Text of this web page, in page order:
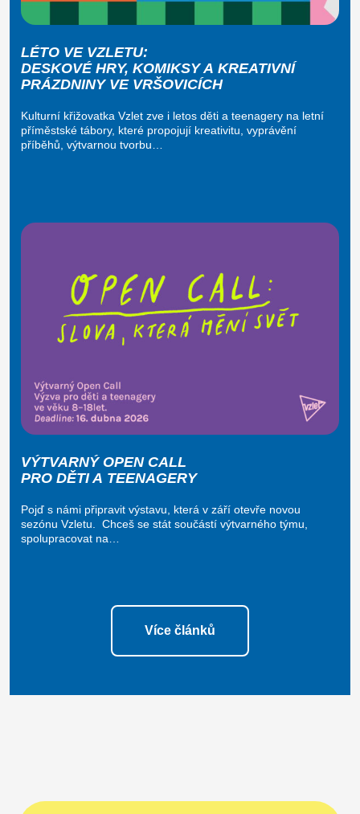
LÉTO VE VZLETU:
DESKOVÉ HRY, KOMIKSY A KREATIVNÍ
PRÁZDNINY VE VRŠOVICÍCH
Kulturní křižovatka Vzlet zve i letos děti a teenagery na letní
příměstské tábory, které propojují kreativitu, vyprávění
příběhů, výtvarnou tvorbu…
VÝTVARNÝ OPEN CALL
PRO DĚTI A TEENAGERY
Pojď s námi připravit výstavu, která v září otevře novou
sezónu Vzletu. Chceš se stát součástí výtvarného týmu,
spolupracovat na…
Více článků